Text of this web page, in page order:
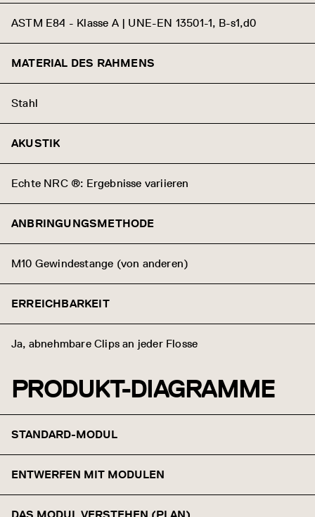
ASTM E84 - Klasse A | UNE-EN 13501-1, B-s1,d0
MATERIAL DES RAHMENS
Stahl
AKUSTIK
Echte NRC ®: Ergebnisse variieren
ANBRINGUNGSMETHODE
M10 Gewindestange (von anderen)
ERREICHBARKEIT
Ja, abnehmbare Clips an jeder Flosse
PRODUKT-DIAGRAMME
STANDARD-MODUL
ENTWERFEN MIT MODULEN